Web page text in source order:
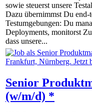
sowie steuerst unsere
Dazu übernimmst Du
Testumgebungen: Du
Deployments, monitorst
dass unsere...
Senior
(w/m/d) *